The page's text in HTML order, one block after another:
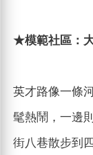
★模範社區：
英才路像一條
髦熱鬧，一邊
街八巷散步到